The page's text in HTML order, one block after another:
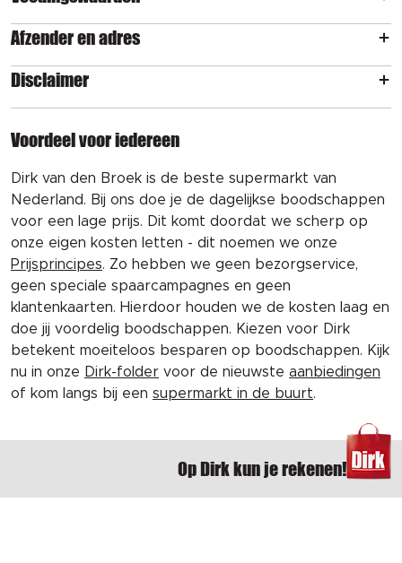
Afzender en adres
Disclaimer
Voordeel voor iedereen
Dirk van den Broek is de beste supermarkt van
Nederland. Bij ons doe je de dagelijkse boodschappen
voor een lage prijs. Dit komt doordat we scherp op
onze eigen kosten letten - dit noemen we onze
Prijsprincipes. Zo hebben we geen bezorgservice,
geen speciale spaarcampagnes en geen
klantenkaarten. Hierdoor houden we de kosten laag en
doe jij voordelig boodschappen. Kiezen voor Dirk
betekent moeiteloos besparen op boodschappen. Kijk
nu in onze Dirk-folder voor de nieuwste aanbiedingen
of kom langs bij een supermarkt in de buurt.
Op Dirk kun je rekenen!